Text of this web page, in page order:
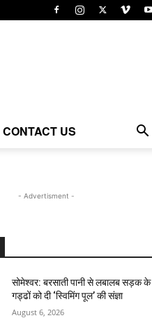
CONTACT US
- Advertisment -
सोमेश्वर: बरसाती पानी से लबालब सड़क के
गड्ढों को दी ‘स्विमिंग पूल’ की संज्ञा
August 6, 2026